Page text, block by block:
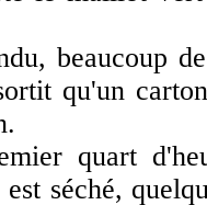
beaucoup
qu'un
quart
séché,